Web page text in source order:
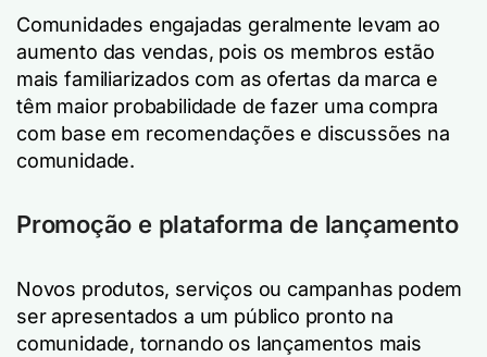
Comunidades engajadas geralmente levam ao
aumento das vendas, pois os membros estão
mais familiarizados com as ofertas da marca e
têm maior probabilidade de fazer uma compra
com base em recomendações e discussões na
comunidade.
Promoção e plataforma de lançamento
Novos produtos, serviços ou campanhas podem
ser apresentados a um público pronto na
comunidade, tornando os lançamentos mais